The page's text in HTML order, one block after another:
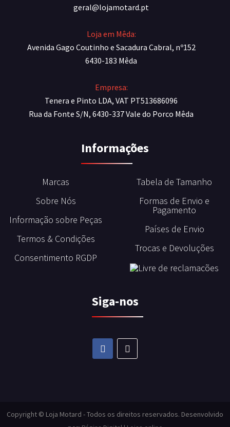
geral@lojamotard.pt
Loja em Mêda:
Avenida Gago Coutinho e Sacadura Cabral, nº152
6430-183 Mêda
Empresa:
Tenera e Pinto LDA, VAT PT513686096
Rua da Fonte S/N, 6430-337 Vale do Porco Mêda
Informações
Marcas
Sobre Nós
Informação sobre Peças
Termos & Condições
Consentimento RGDP
Tabela de Tamanho
Formas de Envio e
Pagamento
Países de Envio
Trocas e Devoluções
Siga-nos
Copyright © Loja Motard - Todos os direitos reservados. Desenvolvido